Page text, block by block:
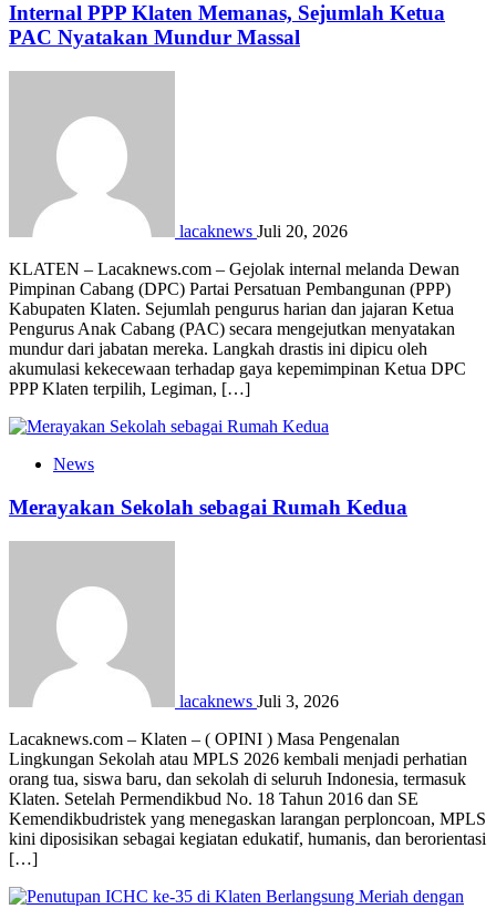
Internal PPP Klaten Memanas, Sejumlah Ketua
PAC Nyatakan Mundur Massal
lacaknews Juli 20, 2026
KLATEN – Lacaknews.com – Gejolak internal melanda Dewan
Pimpinan Cabang (DPC) Partai Persatuan Pembangunan (PPP)
Kabupaten Klaten. Sejumlah pengurus harian dan jajaran Ketua
Pengurus Anak Cabang (PAC) secara mengejutkan menyatakan
mundur dari jabatan mereka. Langkah drastis ini dipicu oleh
akumulasi kekecewaan terhadap gaya kepemimpinan Ketua DPC
PPP Klaten terpilih, Legiman, […]
News
Merayakan Sekolah sebagai Rumah Kedua
lacaknews Juli 3, 2026
Lacaknews.com – Klaten – ( OPINI ) Masa Pengenalan
Lingkungan Sekolah atau MPLS 2026 kembali menjadi perhatian
orang tua, siswa baru, dan sekolah di seluruh Indonesia, termasuk
Klaten. Setelah Permendikbud No. 18 Tahun 2016 dan SE
Kemendikbudristek yang menegaskan larangan perploncoan, MPLS
kini diposisikan sebagai kegiatan edukatif, humanis, dan berorientasi
[…]